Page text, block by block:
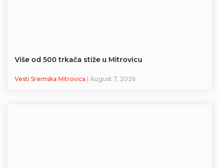
Više od 500 trkača stiže u Mitrovicu
Vesti Sremska Mitrovica | August 7, 2026